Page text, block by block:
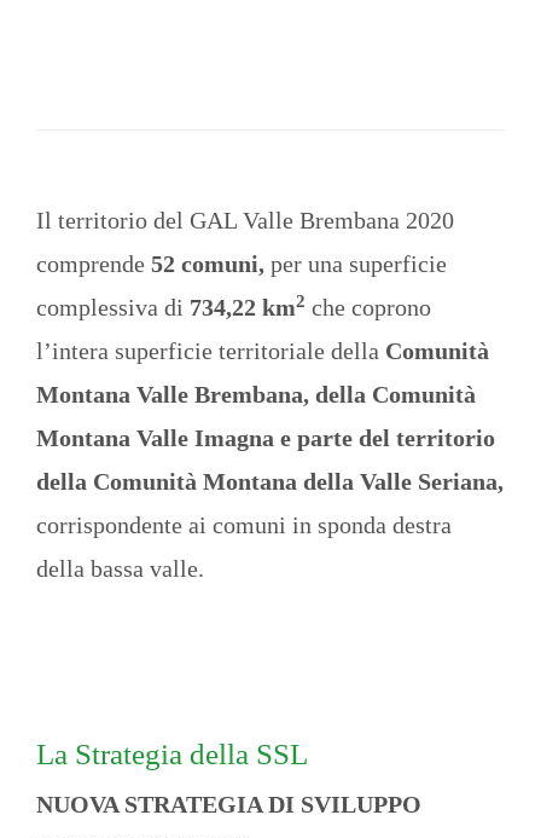
Il territorio del GAL Valle Brembana 2020
comprende 52 comuni, per una superficie
complessiva di 734,22 km2 che coprono
l’intera superficie territoriale della Comunità
Montana Valle Brembana, della Comunità
Montana Valle Imagna e parte del territorio
della Comunità Montana della Valle Seriana,
corrispondente ai comuni in sponda destra
della bassa valle.
La Strategia della SSL
NUOVA STRATEGIA DI SVILUPPO